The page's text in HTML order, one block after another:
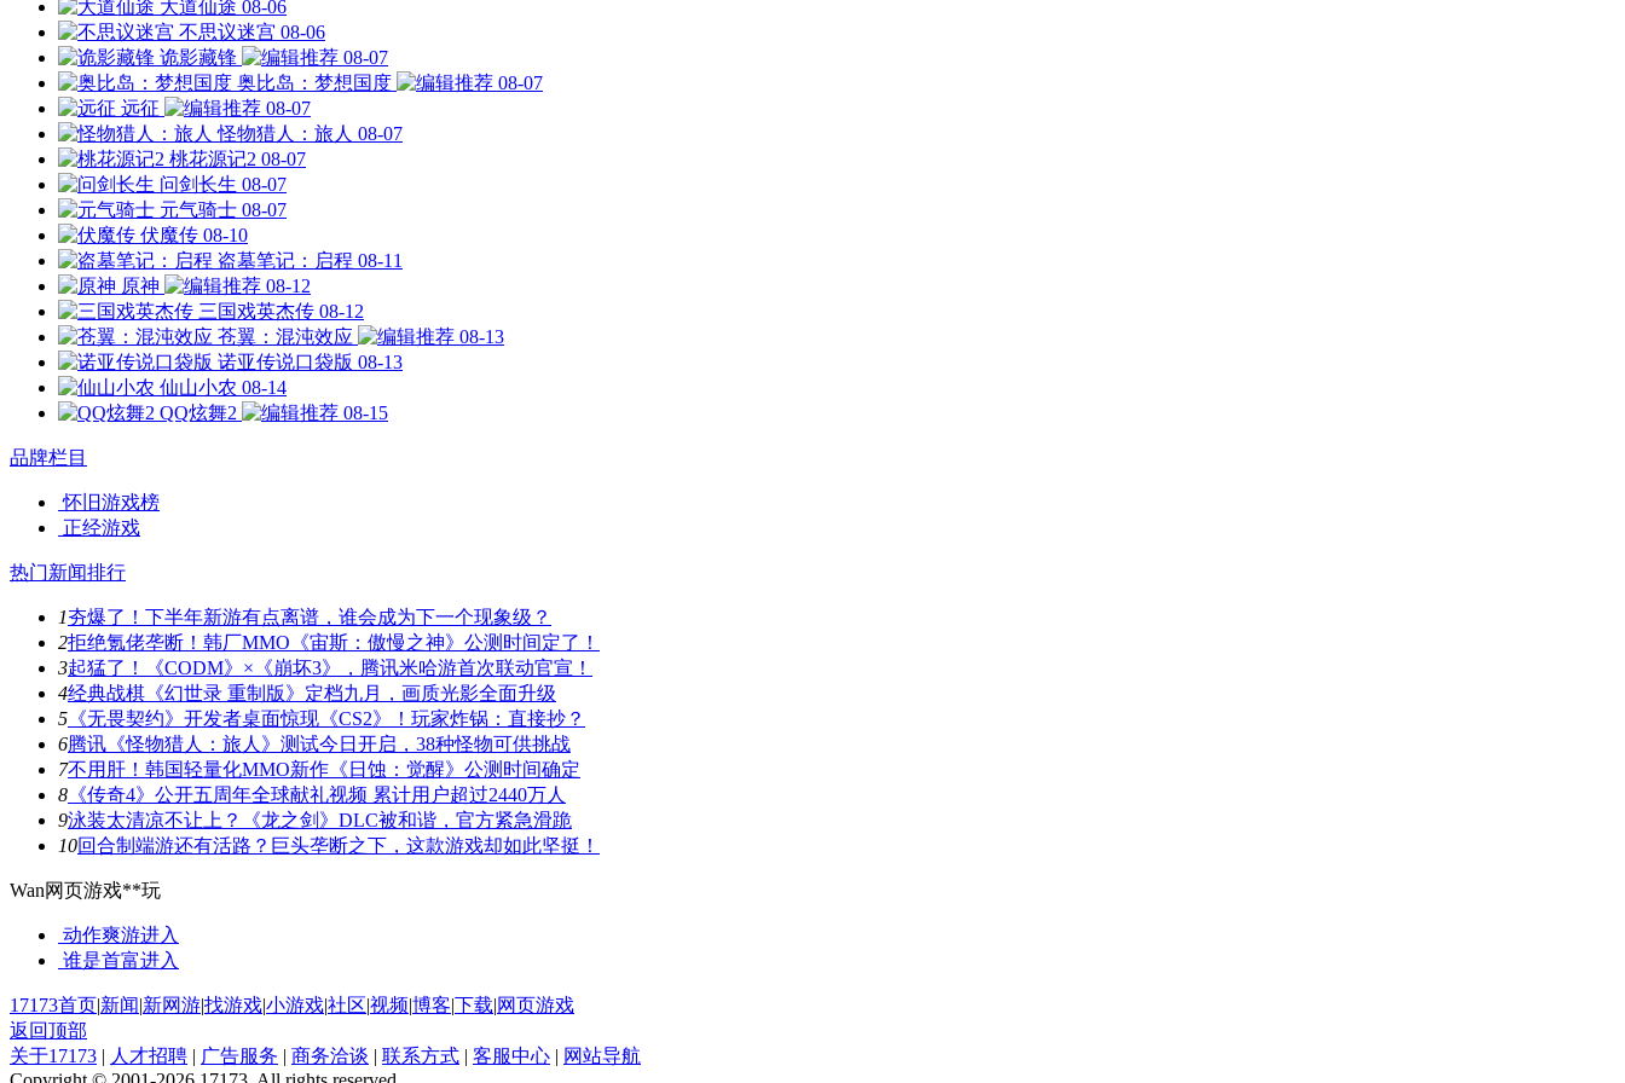
大道仙途 08-06
不思议迷宫 08-06
诡影藏锋
08-07
奥比岛：梦想国度
08-07
远征
08-07
怪物猎人：旅人 08-07
桃花源记2 08-07
问剑长生 08-07
元气骑士 08-07
伏魔传 08-10
盗墓笔记：启程 08-11
原神
08-12
三国戏英杰传 08-12
苍翼：混沌效应
08-13
诺亚传说口袋版 08-13
仙山小农 08-14
QQ炫舞2
08-15
品牌栏目
怀旧游戏榜
正经游戏
热门新闻排行
1夯爆了！下半年新游有点离谱，谁会成为下一个现象级？
2拒绝氪佬垄断！韩厂MMO《宙斯：傲慢之神》公测时间定了！
3起猛了！《CODM》×《崩坏3》，腾讯米哈游首次联动官宣！
4经典战棋《幻世录 重制版》定档九月，画质光影全面升级
5 《无畏契约》开发者桌面惊现《CS2》！玩家炸锅：直接抄？
6腾讯《怪物猎人：旅人》测试今日开启，38种怪物可供挑战
7不用肝！韩国轻量化MMO新作《日蚀：觉醒》公测时间确定
8 《传奇4》公开五周年全球献礼视频 累计用户超过2440万人
9泳装太清凉不让上？《龙之剑》DLC被和谐，官方紧急滑跪
10回合制端游还有活路？巨头垄断之下，这款游戏却如此坚挺！
Wan网页游戏**玩
动作爽游进入
谁是首富进入
17173首页|新闻|新网游|找游戏|小游戏|社区|视频|博客|下载|网页游戏
返回顶部
关于17173 | 人才招聘 | 广告服务 | 商务洽谈 | 联系方式 | 客服中心 | 网站导航